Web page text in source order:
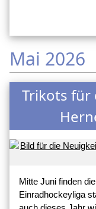
Mai 2026
Trikots für
Mitte Juni finden
Einradhockeyliga